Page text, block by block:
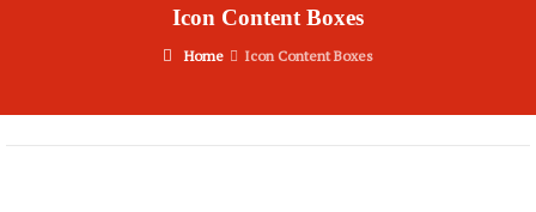
Icon Content Boxes
Home Icon Content Boxes